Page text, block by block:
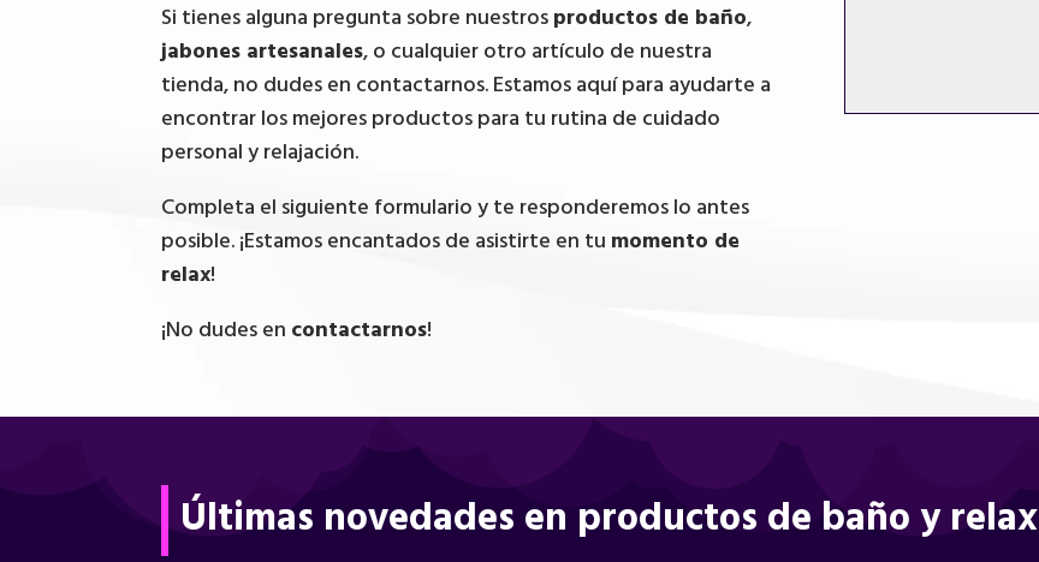
Si tienes alguna pregunta sobre nuestrosproductos de baño,
jabones artesanales, o cualquier otro artículo de nuestra
tienda, no dudes en contactarnos. Estamos aquí para ayudarte a
encontrar los mejores productos para tu rutina de cuidado
personal y relajación.
Completa el siguiente formulario y te responderemos lo antes
posible. ¡Estamos encantados de asistirte en tu momento de
relax!
¡No dudes en contactarnos!
Últimas novedades en productos de baño y relax